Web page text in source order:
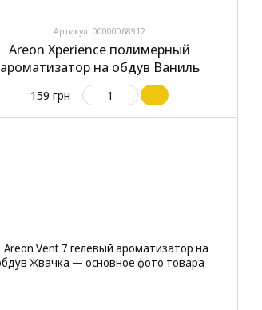
Артикул: 00000068912
Areon Xperience полимерный
ароматизатор на обдув Ваниль
159 грн